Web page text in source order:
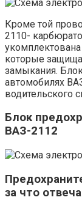
Кроме той
2110-
которые
замыкания.
автомобилях
водительского
Блок
ВАЗ-2112
за что